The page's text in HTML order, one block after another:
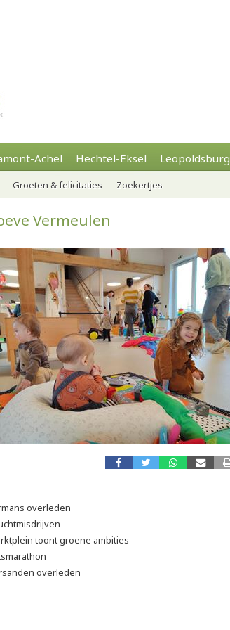
Achel Hechtel-Eksel Leopoldsburg
Groeten & felicitaties Zoekertjes
Vermeulen
overleden
toont groene ambities
overleden